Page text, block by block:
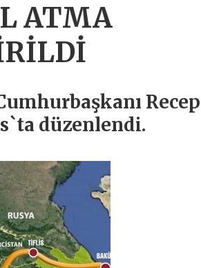
ATMA
Recep
düzenlendi.